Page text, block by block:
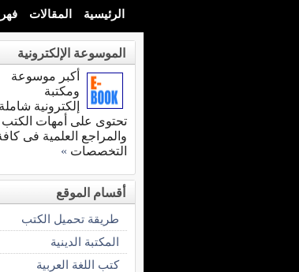
الرئيسية المقالات
الموسوعة الإلكترونية
أكبر موسوعة
ومكتبة
إلكترونية شاملة
تحتوى على أمهات الكتب
والمراجع العلمية فى
التخصصات »
أقسام الموقع
طريقة تحميل الكتب
المكتبة الدينية
كتب اللغة العربية